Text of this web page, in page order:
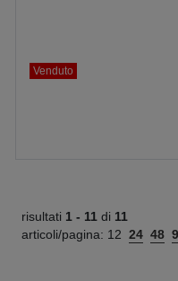
Venduto
risultati 1 - 11 di 11
articoli/pagina: 12 24 48